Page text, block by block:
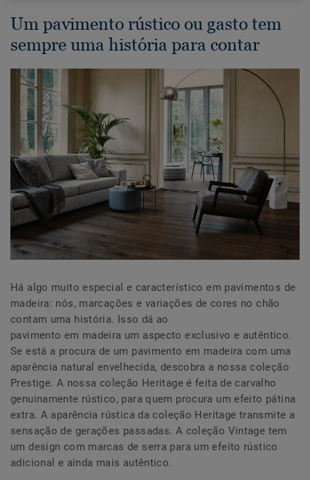
Um pavimento rústico ou gasto tem
sempre uma história para contar
Há algo muito especial e característico em pavimentos de
madeira: nós, marcações e variações de cores no chão
contam uma história. Isso dá ao
pavimento em madeira um aspecto exclusivo e autêntico.
Se está a procura de um pavimento em madeira com uma
aparência natural envelhecida, descobra a nossa coleção
Prestige. A nossa coleção Heritage é feita de carvalho
genuinamente rústico, para quem procura um efeito pátina
extra. A aparência rústica da coleção Heritage transmite a
sensação de gerações passadas. A coleção Vintage tem
um design com marcas de serra para um efeito rústico
adicional e ainda mais autêntico.